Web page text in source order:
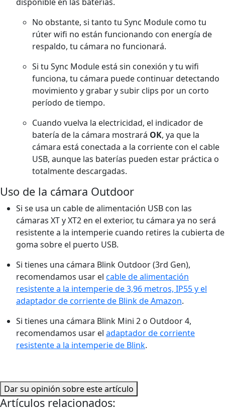
No obstante, si tanto tu Sync Module como tu
rúter wifi no están funcionando con energía de
respaldo, tu cámara no funcionará.
Si tu Sync Module está sin conexión y tu wifi
funciona, tu cámara puede continuar detectando
movimiento y grabar y subir clips por un corto
período de tiempo.
Cuando vuelva la electricidad, el indicador de
batería de la cámara mostrará OK, ya que la
cámara está conectada a la corriente con el cable
USB, aunque las baterías pueden estar práctica o
totalmente descargadas.
Uso de la cámara Outdoor
Si se usa un cable de alimentación USB con las
cámaras XT y XT2 en el exterior, tu cámara ya no será
resistente a la intemperie cuando retires la cubierta de
goma sobre el puerto USB.
Si tienes una cámara Blink Outdoor (3rd Gen),
recomendamos usar el cable de alimentación
resistente a la intemperie de 3,96 metros, IP55 y el
adaptador de corriente de Blink de Amazon.
Si tienes una cámara Blink Mini 2 o Outdoor 4,
recomendamos usar el adaptador de corriente
resistente a la intemperie de Blink.
Dar su opinión sobre este artículo
Artículos relacionados: